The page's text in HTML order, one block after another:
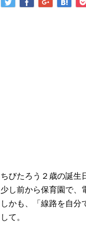
ちびたろう２歳の誕生
少し前から保育園で、
しかも、「線路を自分
して。